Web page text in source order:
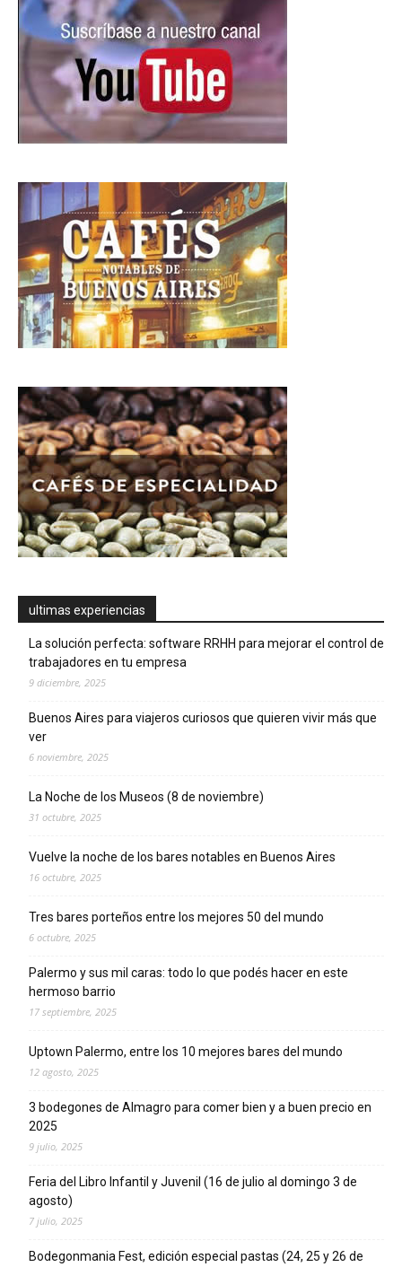
ultimas experiencias
La solución perfecta: software RRHH para mejorar el control de
trabajadores en tu empresa
9 diciembre, 2025
Buenos Aires para viajeros curiosos que quieren vivir más que
ver
6 noviembre, 2025
La Noche de los Museos (8 de noviembre)
31 octubre, 2025
Vuelve la noche de los bares notables en Buenos Aires
16 octubre, 2025
Tres bares porteños entre los mejores 50 del mundo
6 octubre, 2025
Palermo y sus mil caras: todo lo que podés hacer en este
hermoso barrio
17 septiembre, 2025
Uptown Palermo, entre los 10 mejores bares del mundo
12 agosto, 2025
3 bodegones de Almagro para comer bien y a buen precio en
2025
9 julio, 2025
Feria del Libro Infantil y Juvenil (16 de julio al domingo 3 de
agosto)
7 julio, 2025
Bodegonmania Fest, edición especial pastas (24, 25 y 26 de